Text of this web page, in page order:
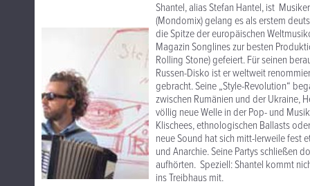
Shantel, alias Stefan Hantel, ist
(Mondomix) gelang es als erstem
die Spitze der europäischen
Magazin Songlines zur besten
Rolling Stone) gefeiert. Für seinen
Russen-Disko ist er weltweit
gebracht. Seine „Style-Revolution“
zwischen Rumänien und der Ukraine,
völlig neue Welle in der Pop- und
Klischees, ethnologischen Ballasts
neue Sound hat sich mitt-lerweile fest
und Anarchie. Seine Partys schließen
aufhörten. Speziell: Shantel kommt
ins Treibhaus mit.